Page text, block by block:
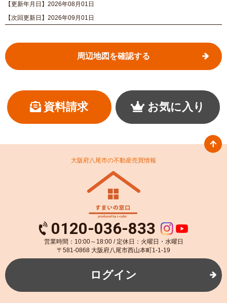
【更新年月日】2026年08月01日
【次回更新日】2026年09月01日
周辺地図を確認する
資料請求 お気に入り
大阪府八尾市の不動産売買情報
0120-036-833
営業時間：10:00～18:00 / 定休日：火曜日・水曜日
〒581-0868 大阪府八尾市西山本町1-1-19
ログイン